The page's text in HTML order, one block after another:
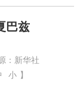
巴兹
：新华社
小 】